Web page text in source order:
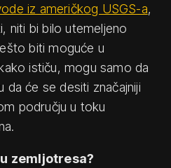
iz američkog USGS-a,
niti bi bilo utemeljeno
biti moguće u
ističu, mogu samo da
da će se desiti značajniji
području u toku
zemljotresa?